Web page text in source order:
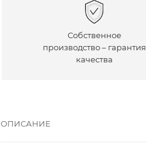
Собственное
производство – гарантия
качества
ОПИСАНИЕ